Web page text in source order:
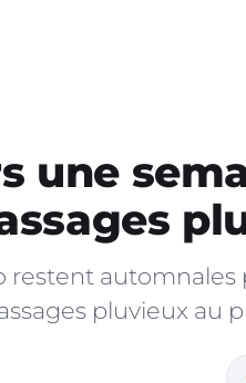
une
restent automnales
pluvieux au